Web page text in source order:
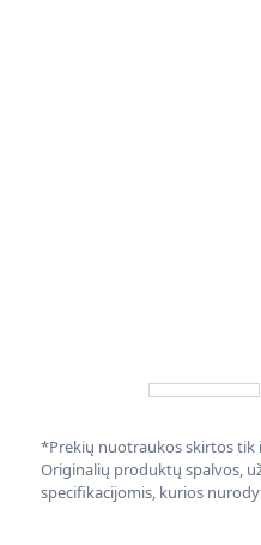
*Prekių nuotraukos skirtos tik
Originalių produktų spalvos,
specifikacijomis, kurios